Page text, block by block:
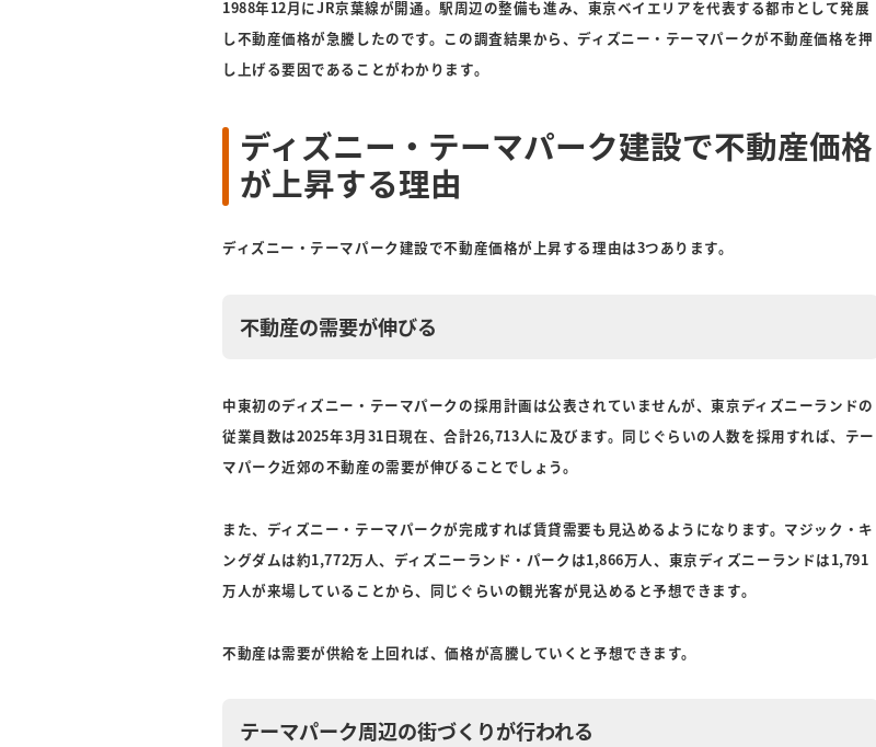
1988年12月にJR京葉線が開通。駅周辺の整備も進み、東京ベイエリアを代表する都市として発展
し不動産価格が急騰したのです。この調査結果から、ディズニー・テーマパークが不動産価格を押
し上げる要因であることがわかります。
ディズニー・テーマパーク建設で不動産価格
が上昇する理由
ディズニー・テーマパーク建設で不動産価格が上昇する理由は3つあります。
不動産の需要が伸びる
中東初のディズニー・テーマパークの採用計画は公表されていませんが、東京ディズニーランドの
従業員数は2025年3月31日現在、合計26,713人に及びます。同じぐらいの人数を採用すれば、テー
マパーク近郊の不動産の需要が伸びることでしょう。
また、ディズニー・テーマパークが完成すれば賃貸需要も見込めるようになります。マジック・キ
ングダムは約1,772万人、ディズニーランド・パークは1,866万人、東京ディズニーランドは1,791
万人が来場していることから、同じぐらいの観光客が見込めると予想できます。
不動産は需要が供給を上回れば、価格が高騰していくと予想できます。
テーマパーク周辺の街づくりが行われる